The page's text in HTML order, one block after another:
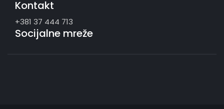
Kontakt
+381 37 444 713
Socijalne mreže